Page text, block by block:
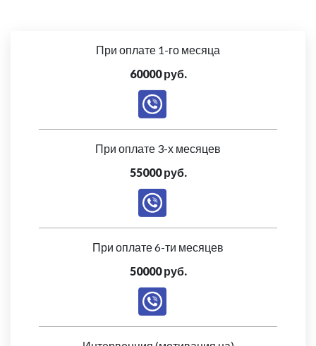
При оплате 1-го месяца
60000 руб.
При оплате 3-х месяцев
55000 руб.
При оплате 6-ти месяцев
50000 руб.